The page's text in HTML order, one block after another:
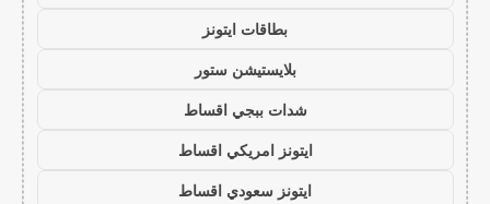
بطاقات ايتونز
بلايستيشن ستور
شدات ببجي اقساط
ايتونز امريكي اقساط
ايتونز سعودي اقساط